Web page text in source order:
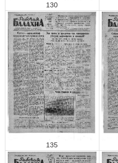
130
135